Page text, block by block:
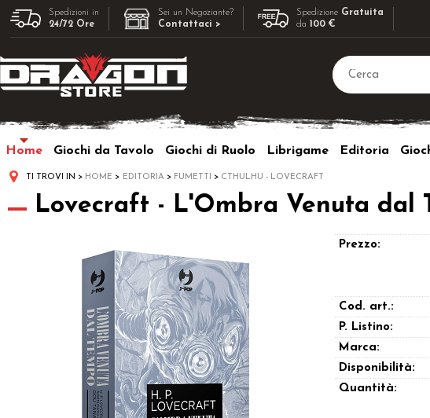
Spedizioni in
24/72 Ore
Sei un Negoziante?
Contattaci >
Spedizione Gratuita
da100 €
Home Giochi da Tavolo Giochi di Ruolo Librigame Editoria
TI TROVI IN HOME EDITORIA FUMETTI CTHULHU - LOVECRAFT
Lovecraft - L'Ombra Venuta dal
Prezzo:
Cod. art.:
P. Listino:
Marca:
Disponibilità:
Quantità: